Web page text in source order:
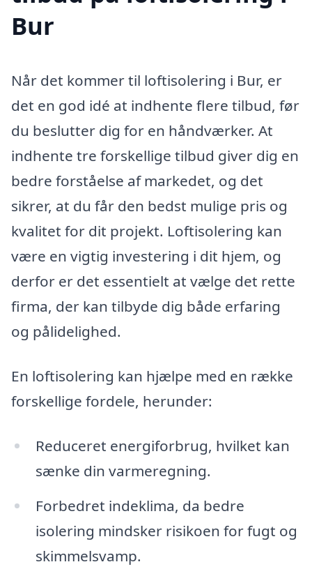
Bur
Når det kommer til loftisolering i Bur, er
det en god idé at indhente flere tilbud, før
du beslutter dig for en håndværker. At
indhente tre forskellige tilbud giver dig en
bedre forståelse af markedet, og det
sikrer, at du får den bedst mulige pris og
kvalitet for dit projekt. Loftisolering kan
være en vigtig investering i dit hjem, og
derfor er det essentielt at vælge det rette
firma, der kan tilbyde dig både erfaring
og pålidelighed.
En loftisolering kan hjælpe med en række
forskellige fordele, herunder:
Reduceret energiforbrug, hvilket kan
sænke din varmeregning.
Forbedret indeklima, da bedre
isolering mindsker risikoen for fugt og
skimmelsvamp.